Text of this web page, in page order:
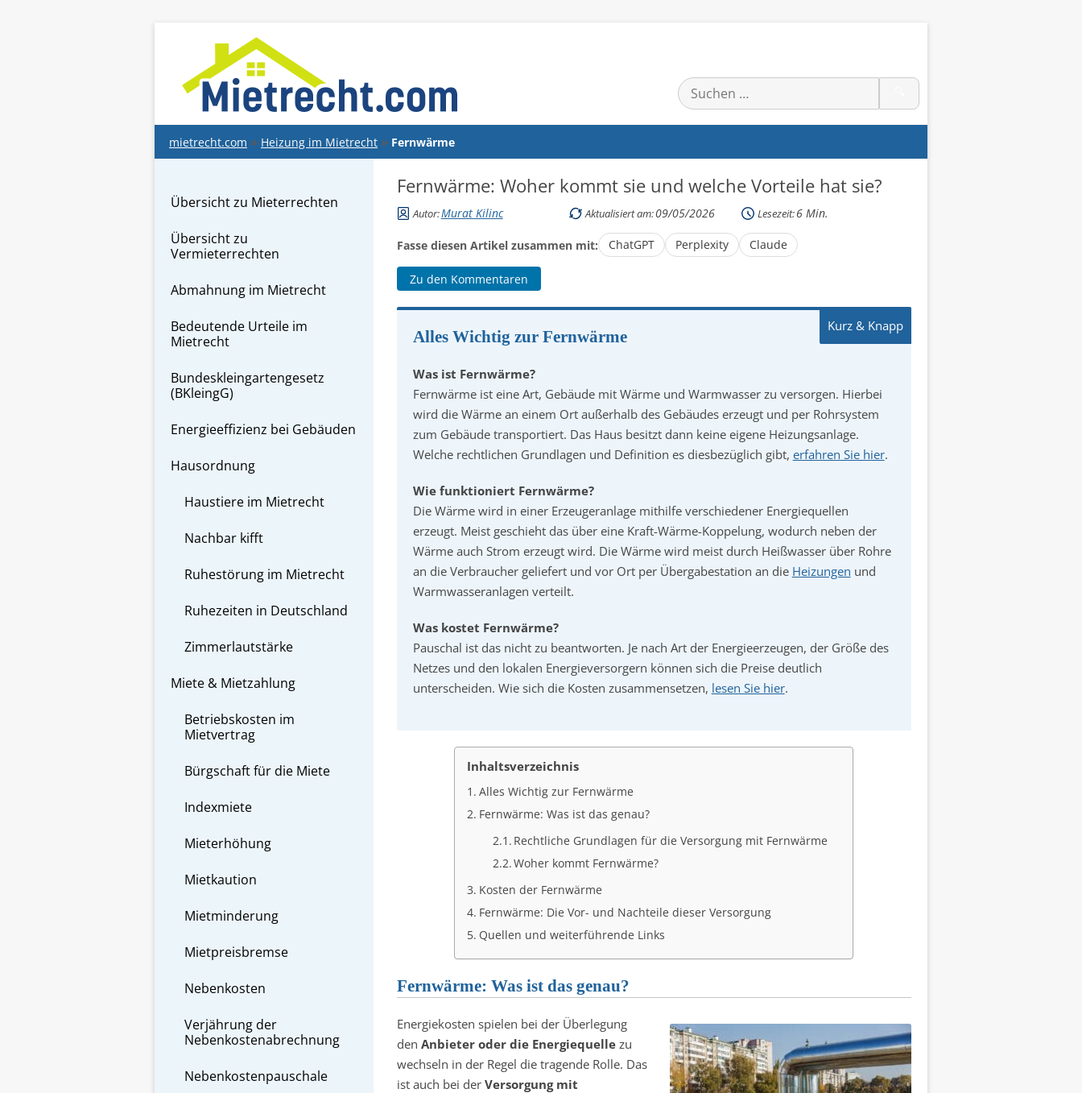
Suchen
nach:
mietrecht.com Heizung im Mietrecht Fernwärme
Fernwärme: Woher kommt sie und welche Vorteile hat sie?
Autor:Murat Kilinc Aktualisiert am:09/05/2026 Lesezeit:6 Min.
Fasse diesen Artikel zusammen mit: ChatGPT Perplexity Claude
Zu den Kommentaren
Alles Wichtig zur Fernwärme
Was ist Fernwärme?
Fernwärme ist eine Art, Gebäude mit Wärme und Warmwasser zu versorgen. Hierbei
wird die Wärme an einem Ort außerhalb des Gebäudes erzeugt und per Rohrsystem
zum Gebäude transportiert. Das Haus besitzt dann keine eigene Heizungsanlage.
Welche rechtlichen Grundlagen und Definition es diesbezüglich gibt, erfahren Sie hier.
Wie funktioniert Fernwärme?
Die Wärme wird in einer Erzeugeranlage mithilfe verschiedener Energiequellen
erzeugt. Meist geschieht das über eine Kraft-Wärme-Koppelung, wodurch neben der
Wärme auch Strom erzeugt wird. Die Wärme wird meist durch Heißwasser über Rohre
an die Verbraucher geliefert und vor Ort per Übergabestation an die Heizungen und
Warmwasseranlagen verteilt.
Was kostet Fernwärme?
Pauschal ist das nicht zu beantworten. Je nach Art der Energieerzeugen, der Größe des
Netzes und den lokalen Energieversorgern können sich die Preise deutlich
unterscheiden. Wie sich die Kosten zusammensetzen, lesen Sie hier.
Inhaltsverzeichnis
Alles Wichtig zur Fernwärme
Fernwärme: Was ist das genau?
Rechtliche Grundlagen für die Versorgung mit Fernwärme
Woher kommt Fernwärme?
Kosten der Fernwärme
Fernwärme: Die Vor- und Nachteile dieser Versorgung
Quellen und weiterführende Links
Fernwärme: Was ist das genau?
Energiekosten spielen bei der Überlegung
den Anbieter oder die Energiequellezu
wechseln in der Regel die tragende Rolle. Das
ist auch bei der Versorgung mit
Übersicht zu Mieterrechten
Übersicht zu
Vermieterrechten
Abmahnung im Mietrecht
Bedeutende Urteile im
Mietrecht
Bundeskleingartengesetz
(BKleingG)
Energieeffizienz bei Gebäuden
Hausordnung
Haustiere im Mietrecht
Nachbar kifft
Ruhestörung im Mietrecht
Ruhezeiten in Deutschland
Zimmerlautstärke
Miete & Mietzahlung
Betriebskosten im
Mietvertrag
Bürgschaft für die Miete
Indexmiete
Mieterhöhung
Mietkaution
Mietminderung
Mietpreisbremse
Nebenkosten
Verjährung der
Nebenkostenabrechnung
Nebenkostenpauschale